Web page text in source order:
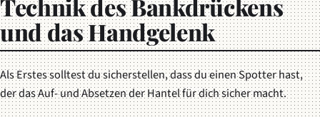
Technik des Bankdrückens
und das Handgelenk
Als Erstes solltest du sicherstellen, dass du einen Spotter hast,
der das Auf- und Absetzen der Hantel für dich sicher macht.